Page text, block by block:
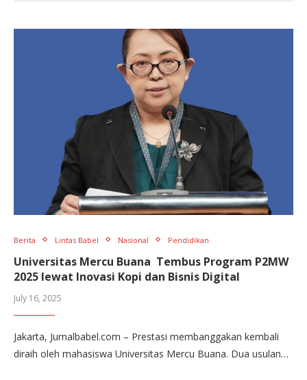
Berita Lintas Babel Nasional Pendidikan
Universitas Mercu Buana Tembus Program P2MW
2025 lewat Inovasi Kopi dan Bisnis Digital
July 16, 2025
Jakarta, Jurnalbabel.com – Prestasi membanggakan kembali
diraih oleh mahasiswa Universitas Mercu Buana. Dua usulan…